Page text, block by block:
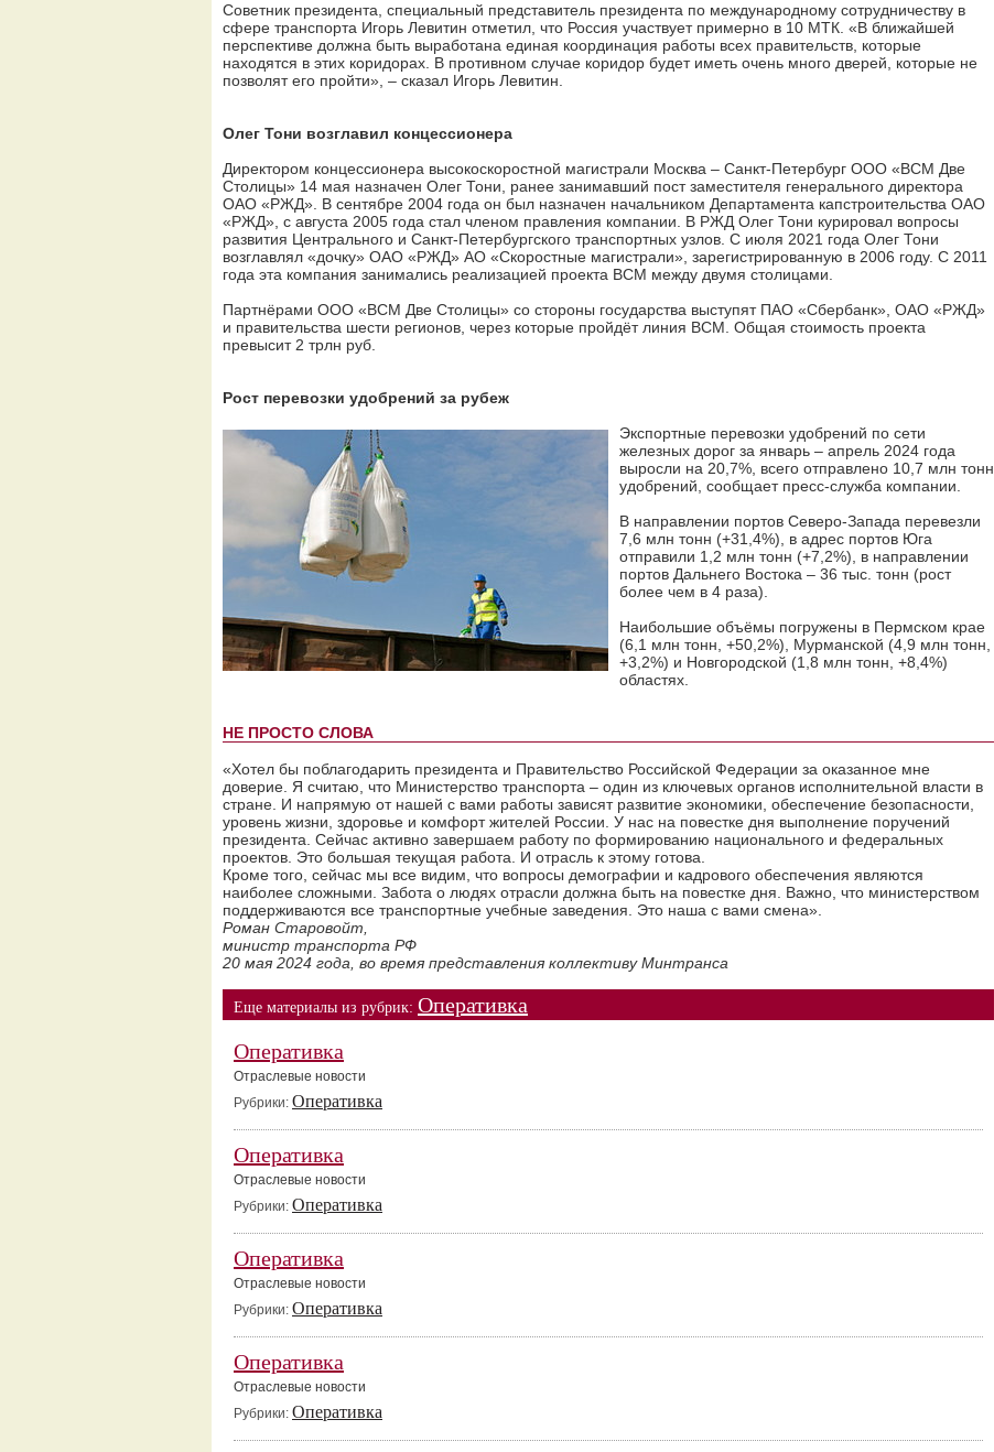
Советник президента, специальный представитель президента по международному сотрудничеству в
сфере транспорта Игорь Левитин отметил, что Россия участвует примерно в 10 МТК. «В ближайшей
перспективе должна быть выработана единая координация работы всех правительств, которые
находятся в этих коридорах. В противном случае коридор будет иметь очень много дверей, которые не
позволят его пройти», – сказал Игорь Левитин.
Олег Тони возглавил концессионера
Директором концессионера высокоскоростной магистрали Москва – Санкт-Петербург ООО «ВСМ Две
Столицы» 14 мая назначен Олег Тони, ранее занимавший пост заместителя генерального директора
ОАО «РЖД». В сентябре 2004 года он был назначен начальником Департамента капстроительства ОАО
«РЖД», с августа 2005 года стал членом правления компании. В РЖД Олег Тони курировал вопросы
развития Центрального и Санкт-Петербургского транспортных узлов. С июля 2021 года Олег Тони
возглавлял «дочку» ОАО «РЖД» АО «Скоростные магистрали», зарегистрированную в 2006 году. С 2011
года эта компания занимались реализацией проекта ВСМ между двумя столицами.
Партнёрами ООО «ВСМ Две Столицы» со стороны государства выступят ПАО «Сбербанк», ОАО «РЖД»
и правительства шести регионов, через которые пройдёт линия ВСМ. Общая стоимость проекта
превысит 2 трлн руб.
Рост перевозки удобрений за рубеж
Экспортные перевозки удобрений по сети
железных дорог за январь – апрель 2024 года
выросли на 20,7%, всего отправлено 10,7 млн тонн
удобрений, сообщает пресс-служба компании.
В направлении портов Северо-Запада перевезли
7,6 млн тонн (+31,4%), в адрес портов Юга
отправили 1,2 млн тонн (+7,2%), в направлении
портов Дальнего Востока – 36 тыс. тонн (рост
более чем в 4 раза).
Наибольшие объёмы погружены в Пермском крае
(6,1 млн тонн, +50,2%), Мурманской (4,9 млн тонн,
+3,2%) и Новгородской (1,8 млн тонн, +8,4%)
областях.
НЕ ПРОСТО СЛОВА
«Хотел бы поблагодарить президента и Правительство Российской Федерации за оказанное мне
доверие. Я считаю, что Министерство транспорта – один из ключевых органов исполнительной власти в
стране. И напрямую от нашей с вами работы зависят развитие экономики, обеспечение безопасности,
уровень жизни, здоровье и комфорт жителей России. У нас на повестке дня выполнение поручений
президента. Сейчас активно завершаем работу по формированию национального и федеральных
проектов. Это большая текущая работа. И отрасль к этому готова.
Кроме того, сейчас мы все видим, что вопросы демографии и кадрового обеспечения являются
наиболее сложными. Забота о людях отрасли должна быть на повестке дня. Важно, что министерством
поддерживаются все транспортные учебные заведения. Это наша с вами смена».
Роман Старовойт,
министр транспорта РФ
20 мая 2024 года, во время представления коллективу Минтранса
Еще материалы из рубрик: Оперативка
Оперативка
Отраслевые новости
Рубрики: Оперативка
Оперативка
Отраслевые новости
Рубрики: Оперативка
Оперативка
Отраслевые новости
Рубрики: Оперативка
Оперативка
Отраслевые новости
Рубрики: Оперативка